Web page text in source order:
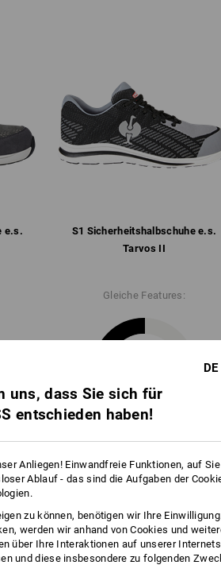
SRC, antistatisch,
Gewicht: ca.
Gramm bei Größe
e.s.
S1 Sicherheits­halbschuhe e.s.
Tarvos II
Gleiche Features:
+3 weitere Features
DE
uns, dass Sie sich für
entschieden haben!
Anliegen! Einwandfreie Funktionen, auf Sie
Ablauf - das sind die Aufgaben der
zu können, benötigen wir Ihre
werden wir anhand von Cookies und
über Ihre Interaktionen auf unserer
und diese insbesondere zu folgenden